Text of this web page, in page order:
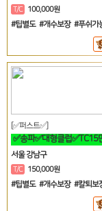
T/C 100,000원
#팁별도 #개수보장 #푸쉬가
[✅퍼스트✅]
서울 강남구
T/C 150,000원
#팁별도 #개수보장 #칼퇴보